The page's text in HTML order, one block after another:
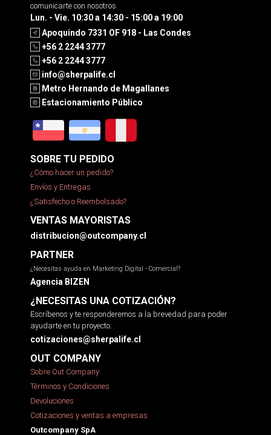
comunicarte con nosotros
Lun. - Vie. 10:30 a 14:30 - 15:00 a 19:00
Apoquindo 7331 OF 918 - Las Condes
+56 2 2244 3777
+56 2 2244 3777
info@sherpalife.cl
Metro Hernando de Magallanes
Estacionamiento Público
SOBRE TU PEDIDO
¿Cómo hacer un pedido?
Envíos y Entregas
¿Satisfecho o Reembolsado?
VENTAS MAYORISTAS
distribucion@outcompany.cl
PARTNER
¿Necesitas ayuda en Marketing Digital - Comercial?
Agencia BIZEN
¿NECESITAS UNA COTIZACIÓN?
Escríbenos y te responderemos a la brevedad para poder
ayudarte en tu proyecto.
cotizaciones@sherpalife.cl
OUT COMPANY
Sobre Out Company
Términos y Condiciones
Devoluciones
Cotizaciones y ventas a empresas
Outcompany SpA